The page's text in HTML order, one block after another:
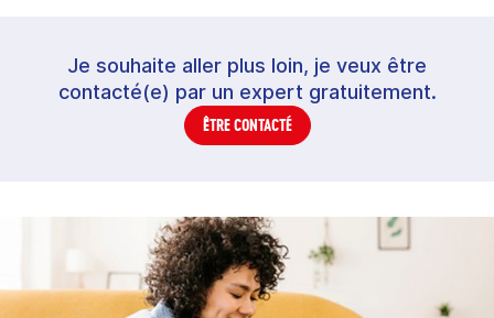
Je souhaite aller plus loin, je veux être
contacté(e) par un expert gratuitement.
ÊTRE CONTACTÉ